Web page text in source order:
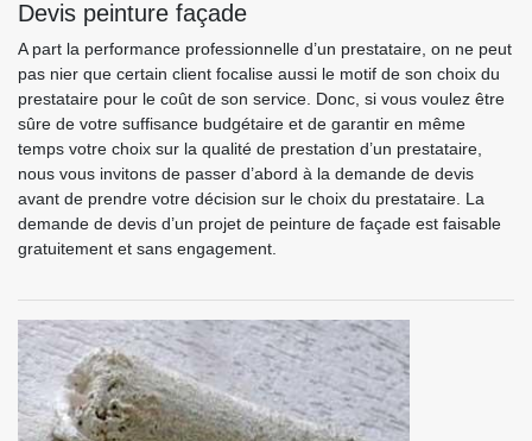
Devis peinture façade
A part la performance professionnelle d’un prestataire, on ne peut
pas nier que certain client focalise aussi le motif de son choix du
prestataire pour le coût de son service. Donc, si vous voulez être
sûre de votre suffisance budgétaire et de garantir en même
temps votre choix sur la qualité de prestation d’un prestataire,
nous vous invitons de passer d’abord à la demande de devis
avant de prendre votre décision sur le choix du prestataire. La
demande de devis d’un projet de peinture de façade est faisable
gratuitement et sans engagement.